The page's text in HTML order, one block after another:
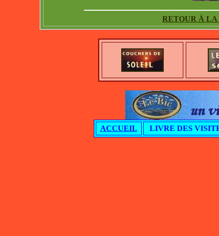
RETOUR À
ACCUEIL LIVRE DES